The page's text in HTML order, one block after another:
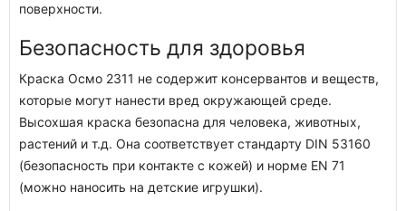
поверхности.
Безопасность для здоровья
Краска Осмо 2311 не содержит консервантов и веществ,
которые могут нанести вред окружающей среде.
Высохшая краска безопасна для человека, животных,
растений и т.д. Она соответствует стандарту DIN 53160
(безопасность при контакте с кожей) и норме EN 71
(можно наносить на детские игрушки).